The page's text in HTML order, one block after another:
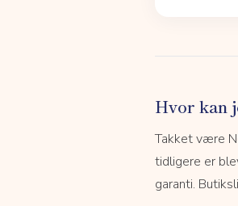
Hvor kan
Takket være
tidligere er
garanti.